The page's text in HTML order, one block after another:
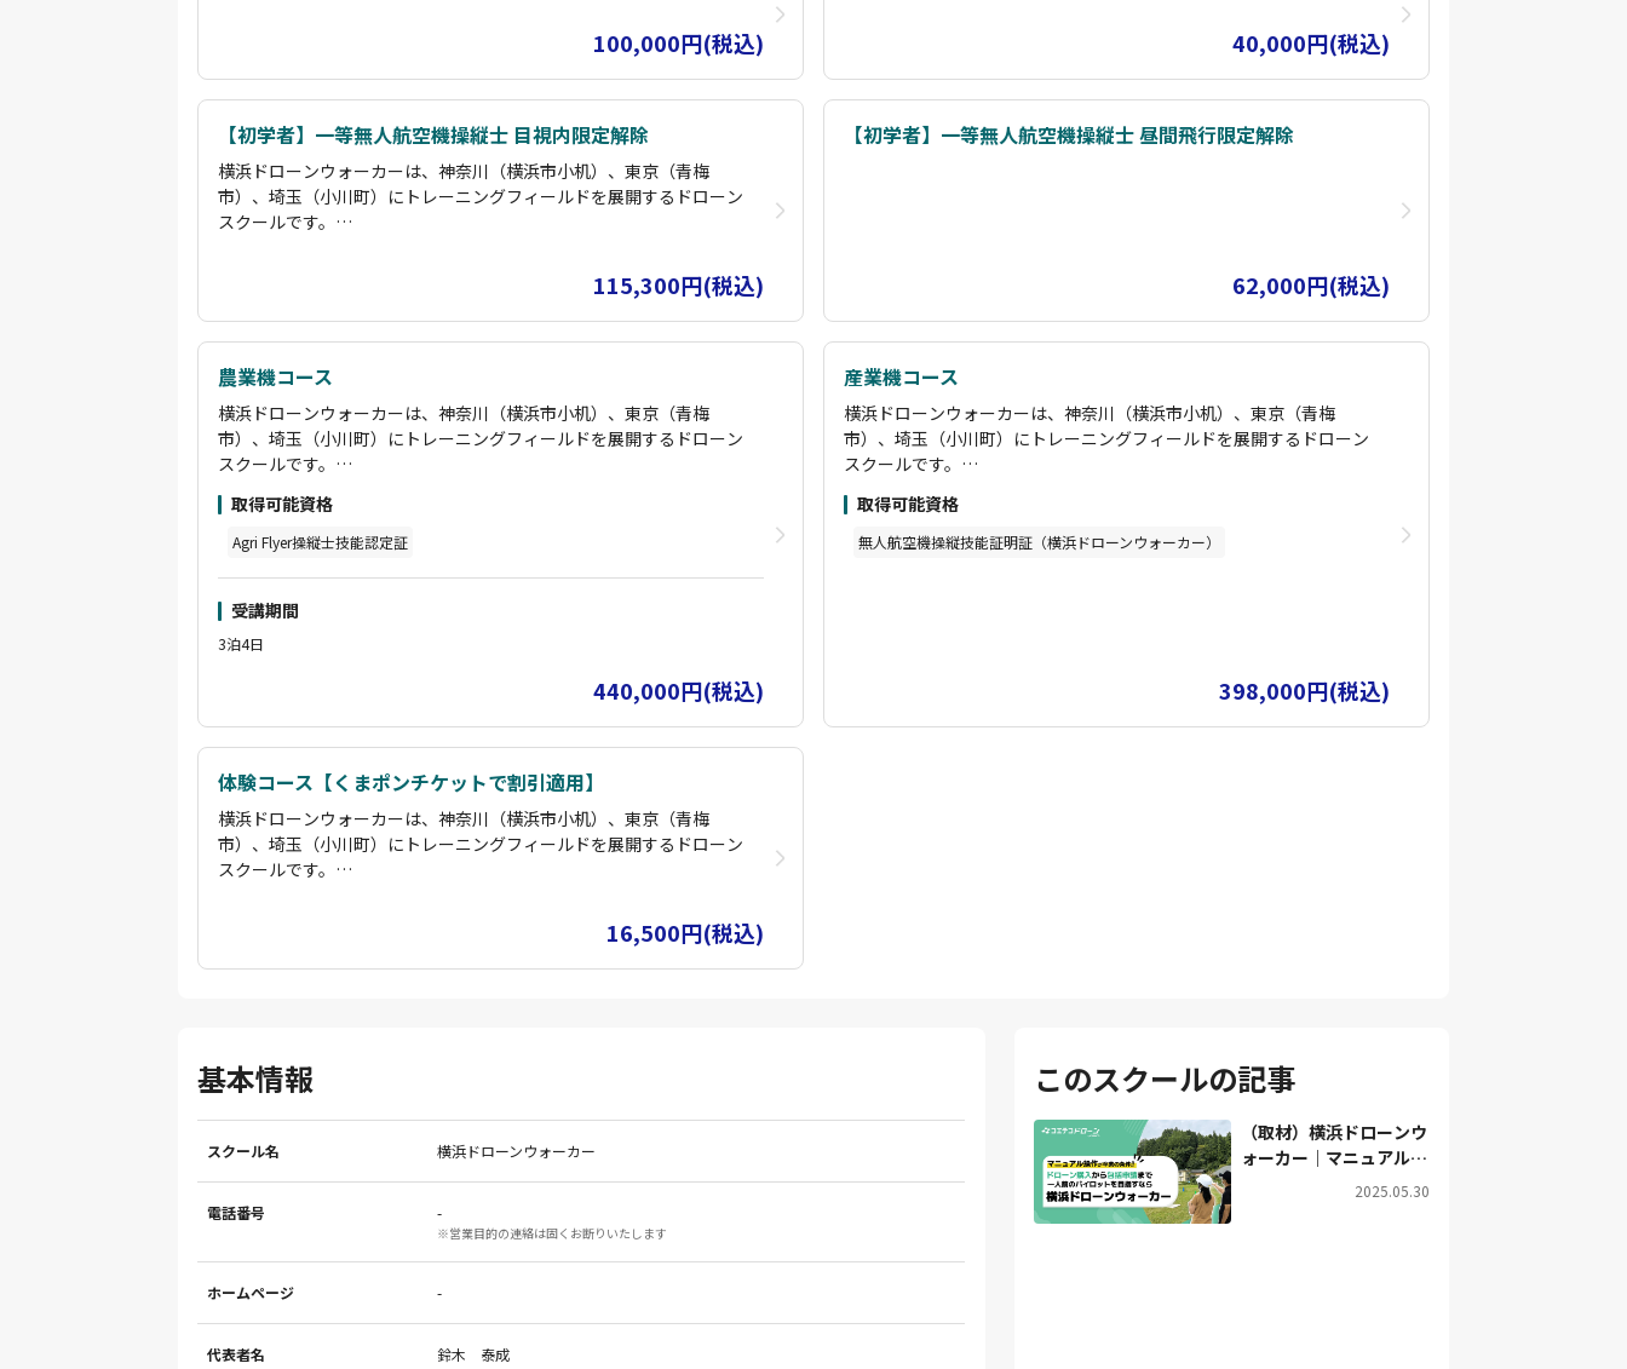
操縦についてはGPSを切った状態でしっかり操縦ができるかどうかが
合格基準となり、また、座学の試験は「間違った知識をそのままにし
て欲しくない」という理由から、
満点が合格基準です。
民間資格とはいえ、国家資格を網羅するような内容が多く、ドローン
を本格的に活用したい方に適した技術を身につけることができます。
講師のサポートが手厚く、時に厳しく時に優しい徹底した指導が受け
られますので、編集部オススメのスクールです。
100,000円(税込) 40,000円(税込)
【初学者】一等無人航空機操縦士 目視内限定解除
横浜ドローンウォーカーは、神奈川（横浜市小机）、東京（青梅
市）、埼玉（小川町）にトレーニングフィールドを展開するドローン
スクールです。
ツーマンでの操縦訓練を行います。夜はシュミレーターを活用してと
また、どのような機体が適切なのかをしっかりカウンセリング・購入
支援していただけます。
もちろん受講中はドローンの機体登録・包括申請までしっかりサポー
ト。
操縦についてはGPSを切った状態でしっかり操縦ができるかどうかが
合格基準となり、また、座学の試験は「間違った知識をそのままにし
て欲しくない」という理由から、
満点が合格基準です。
を本格的に活用したい方に適した技術を身につけることができます。
講師のサポートが手厚く、時に厳しく時に優しい徹底した指導が受け
られますので、編集部オススメのスクールです。
115,300円(税込)
【初学者】一等無人航空機操縦士 昼間飛行限定解除
62,000円(税込)
農業機コース
横浜ドローンウォーカーは、神奈川（横浜市小机）、東京（青梅
市）、埼玉（小川町）にトレーニングフィールドを展開するドローン
スクールです。
埼玉での3日間の合宿コースでは朝8時から日没まで、広い敷地でマン
ツーマンでの操縦訓練を行います。夜はシュミレーターを活用してと
にかくみっちり操縦訓練！
もちろん受講中はドローンの機体登録・包括申請までしっかりサポー
ト。
合格基準となり、また、座学の試験は「間違った知識をそのままにし
満点が合格基準です。
民間資格とはいえ、国家資格を網羅するような内容が多く、ドローン
を本格的に活用したい方に適した技術を身につけることができます。
講師のサポートが手厚く、時に厳しく時に優しい徹底した指導が受け
られますので、編集部オススメのスクールです。
取得可能資格
Agri Flyer操縦士技能認定証
受講期間
3泊4日
440,000円(税込)
産業機コース
横浜ドローンウォーカーは、神奈川（横浜市小机）、東京（青梅
市）、埼玉（小川町）にトレーニングフィールドを展開するドローン
スクールです。
埼玉での3日間の合宿コースでは朝8時から日没まで、広い敷地でマン
ツーマンでの操縦訓練を行います。夜はシュミレーターを活用してと
にかくみっちり操縦訓練！
合格基準となり、また、座学の試験は「間違った知識をそのままにし
取得可能資格
無人航空機操縦技能証明証（横浜ドローンウォーカー）
398,000円(税込)
体験コース【くまポンチケットで割引適用】
横浜ドローンウォーカーは、神奈川（横浜市小机）、東京（青梅
市）、埼玉（小川町）にトレーニングフィールドを展開するドローン
スクールです。
ツーマンでの操縦訓練を行います。夜はシュミレーターを活用してと
また、どのような機体が適切なのかをしっかりカウンセリング・購入
操縦についてはGPSを切った状態でしっかり操縦ができるかどうかが
合格基準となり、また、座学の試験は「間違った知識をそのままにし
て欲しくない」という理由から、
満点が合格基準です。
を本格的に活用したい方に適した技術を身につけることができます。
講師のサポートが手厚く、時に厳しく時に優しい徹底した指導が受け
16,500円(税込)
基本情報
スクール名 横浜ドローンウォーカー
電話番号 -
※営業目的の連絡は固くお断りいたします
ホームページ -
代表者名 鈴木 泰成
このスクールの記事
（取材）横浜ドローンウ
ォーカー｜マニュアル操
作が卒業の条件！屋外で
2025.05.30